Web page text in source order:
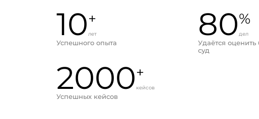
10+
лет
Успешного опыта
80%
дел
Удаётся
суд
2000+
кейсов
Успешных кейсов